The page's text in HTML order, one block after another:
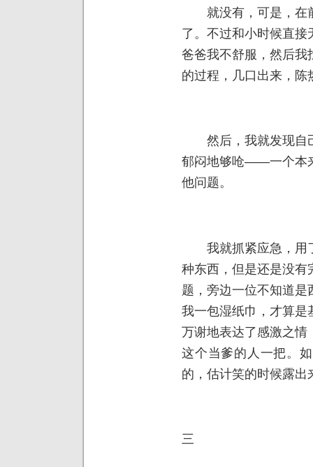
就没有，可是，在
了。不过和小时候直
爸爸我不舒服，然后我
的过程，几口出来，陈
然后，我就发现自
郁闷地够呛——一个本
他问题。
我就抓紧应急，用
种东西，但是还是没有
题，旁边一位不知道
我一包湿纸巾，才算是
万谢地表达了感激之情
这个当爹的人一把。
的，估计笑的时候露出
三